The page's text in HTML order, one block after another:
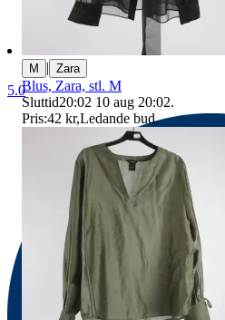
5.0
M | Zara
Blus, Zara, stl. M
Sluttid20:02 10 aug 20:02.
Pris:42 kr,Ledande bud.